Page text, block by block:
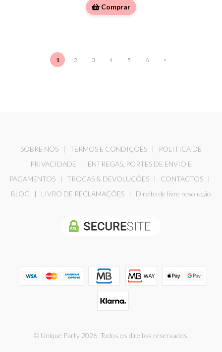
Comprar
1 2 3 4 5 6 >
SOBRE NÓS | TERMOS E CONDIÇÕES |
POLITICA DE
PRIVACIDADE | ENTREGAS, PORTES DE ENVIO E
PAGAMENTOS| TROCAS & DEVOLUÇÕES| CONTACTOS|
BLOG | LIVRO DE RECLAMAÇÕES | Direito de livre resolução
© Unique Party 2026. Todos os direitos reservados.